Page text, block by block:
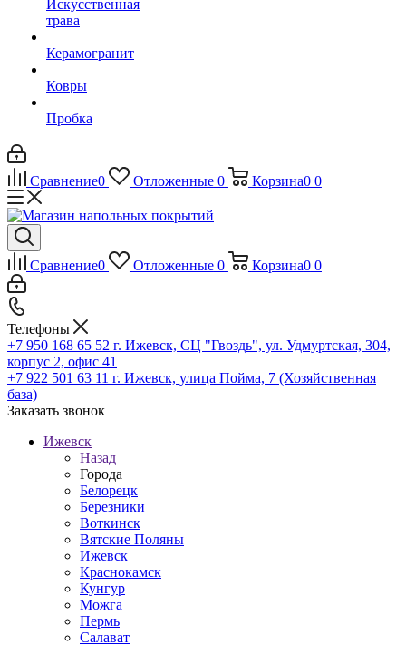
Искусственная
трава
Керамогранит
Ковры
Пробка
Сравнение0 Отложенные 0 Корзина0 0
Сравнение0 Отложенные 0 Корзина0 0
Телефоны
+7 950 168 65 52 г. Ижевск, СЦ "Гвоздь", ул. Удмуртская, 304,
корпус 2, офис 41
+7 922 501 63 11 г. Ижевск, улица Пойма, 7 (Хозяйственная
база)
Заказать звонок
Ижевск
Назад
Города
Белорецк
Березники
Воткинск
Вятские Поляны
Ижевск
Краснокамск
Кунгур
Можга
Пермь
Салават